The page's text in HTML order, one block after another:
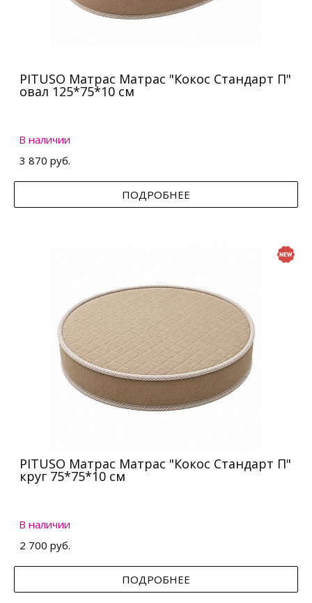
PITUSO Матрас Матрас "Кокос Стандарт П"
овал 125*75*10 см
В наличии
3 870 руб.
ПОДРОБНЕЕ
PITUSO Матрас Матрас "Кокос Стандарт П"
круг 75*75*10 см
В наличии
2 700 руб.
ПОДРОБНЕЕ